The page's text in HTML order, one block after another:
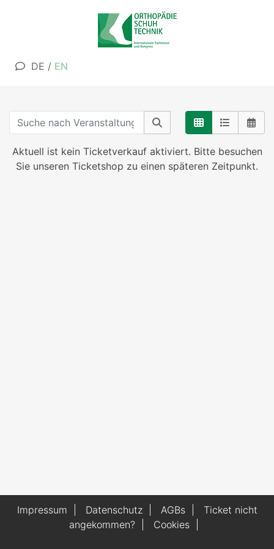
DE / EN
Aktuell ist kein Ticketverkauf aktiviert. Bitte besuchen
Sie unseren Ticketshop zu einen späteren Zeitpunkt.
Impressum Datenschutz| AGBs| Ticket nicht
angekommen?
Cookies